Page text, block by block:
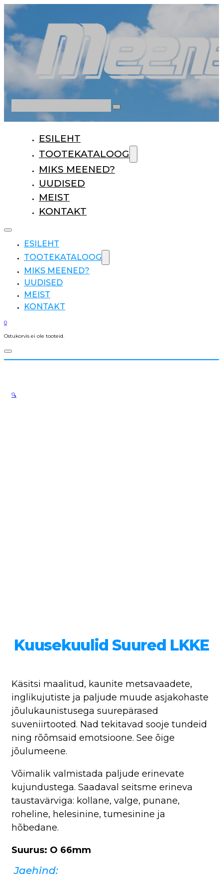
ESILEHT
TOOTEKATALOOG
MIKS MEENED?
UUDISED
MEIST
KONTAKT
ESILEHT
TOOTEKATALOOG
MIKS MEENED?
UUDISED
MEIST
KONTAKT
0
Ostukorvis ei ole tooteid.
Kuusekuulid Suured LKKE
Käsitsi maalitud, kaunite metsavaadete,
inglikujutiste ja paljude muude asjakohaste
jõulukaunistusega suurepärased
suveniirtooted. Nad tekitavad sooje tundeid
ning rõõmsaid emotsioone. See õige
jõulumeene.
Võimalik valmistada paljude erinevate
kujundustega. Saadaval seitsme erineva
taustavärviga: kollane, valge, punane,
roheline, helesinine, tumesinine ja
hõbedane.
Suurus: O 66mm
Jaehind:
🔍